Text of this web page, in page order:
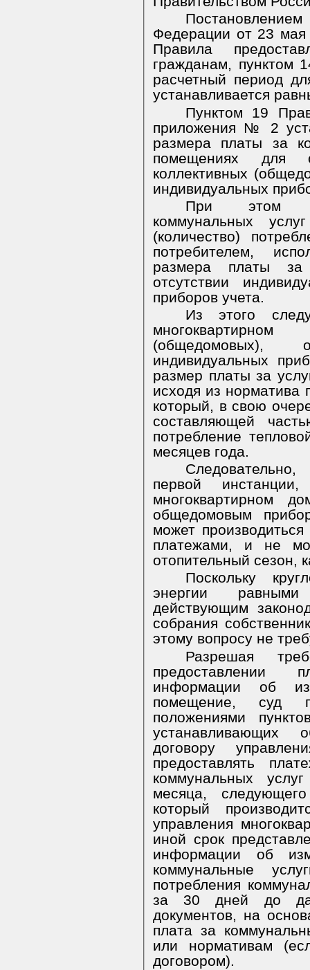
Федерации от 23
Правила
гражданам, пунктом
расчетный период
устанавливается
Пунктом 19
приложения № 2
размера платы за
помещениях для
коллективных
индивидуальных
При этом
коммунальных
(количество)
потребителем,
размера платы за
отсутствии
приборов учета.
Из этого
индивидуальных
размер платы за
исходя из норматива
который, в свою
составляющей
потребление
месяцев года.
первой
многоквартирном
общедомовым
может
платежами, и не
отопительный сезон,
Поскольку
энергии
действующим
собрания
этому вопросу не
Разрешая
предоставлении
информации об
помещение, суд
положениями
устанавливающих
договору
предоставлять
коммунальных
месяца,
который
управления
иной срок
информации об
коммунальные
потребления
за 30 дней до
документов, на
плата за
или нормативам
договором).